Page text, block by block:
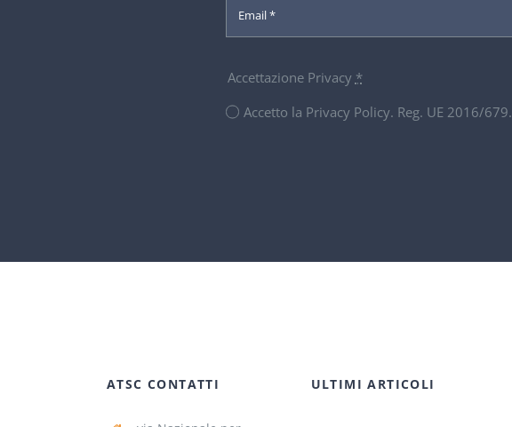
Accettazione Privacy *
Accetto la Privacy Policy. Reg. UE 2016/679.
ATSC CONTATTI ULTIMI ARTICOLI